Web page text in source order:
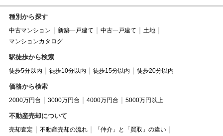
種別から探す
中古マンション 新築一戸建て 中古一戸建て
土地
マンションカタログ
駅徒歩から検索
徒歩5分以内 徒歩10分以内 徒歩15分以内 徒歩20分以内
価格から検索
2000万円台 3000万円台 4000万円台 5000万円以上
不動産売却について
売却査定 不動産売却の流れ
「仲介」と「買取」の違い